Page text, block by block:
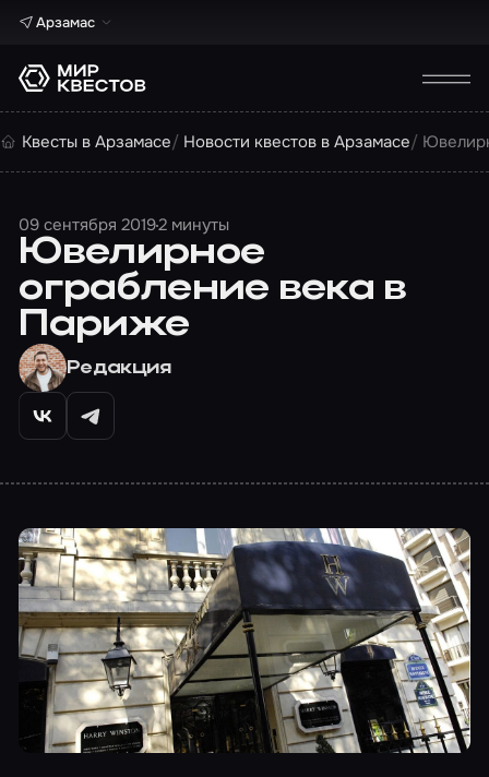
Арзамас
Квесты в Арзамасе Новости квестов в Арзамасе
09 сентября 20192 минуты
Ювелирное
ограбление века в
Париже
Редакция